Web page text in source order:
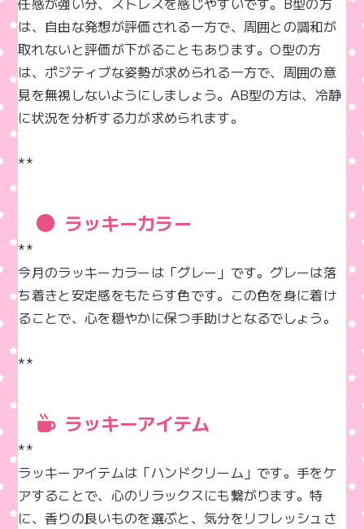
は、自由な発想が評価される一方で、周囲との調和が
取れないと評価が下がることもあります。O型の方
は、ポジティブな姿勢が求められる一方で、周囲の意
見を無視しないようにしましょう。AB型の方は、冷静
に状況を分析する力が求められます。
**
ラッキーカラー
**
今月のラッキーカラーは「グレー」です。グレーは落
ち着きと安定感をもたらす色です。この色を身に着け
ることで、心を穏やかに保つ手助けとなるでしょう。
**
ラッキーアイテム
**
ラッキーアイテムは「ハンドクリーム」です。手をケ
アすることで、心のリラックスにも繋がります。特
に、香りの良いものを選ぶと、気分をリフレッシュさ